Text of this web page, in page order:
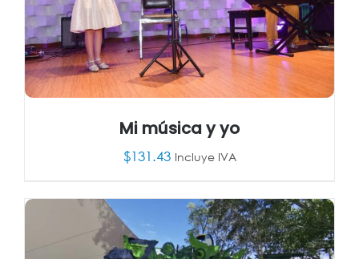
AÑADIR AL CARRITO / DETALLES
Mi música y yo
$131.43 Incluye IVA